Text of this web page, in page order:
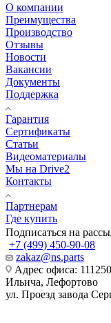
О компании
Преимущества
Производство
Отзывы
Новости
Вакансии
Документы
Поддержка
Гарантия
Сертификаты
Статьи
Видеоматериалы
Мы на Drive2
Контакты
Партнерам
Где купить
Подписаться на
+7 (499) 450-90-08
zakaz@ns.parts
Адрес офиса:
Ильича, Лефортово
ул. Проезд завода